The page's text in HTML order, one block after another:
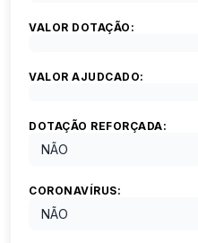
VALOR DOTAÇÃO:
VALOR AJUDCADO:
DOTAÇÃO REFORÇADA:
NÃO
CORONAVÍRUS:
NÃO